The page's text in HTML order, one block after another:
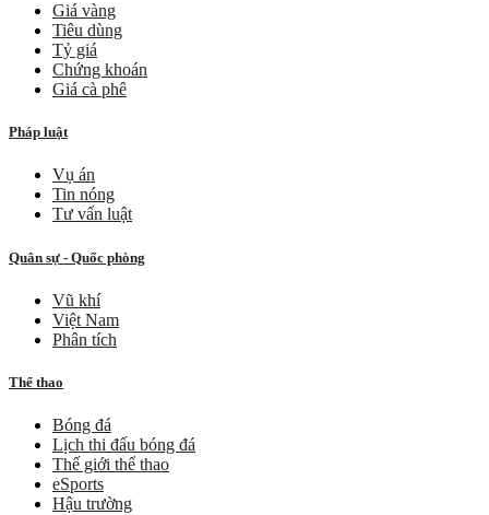
Giá vàng
Tiêu dùng
Tỷ giá
Chứng khoán
Giá cà phê
Pháp luật
Vụ án
Tin nóng
Tư vấn luật
Quân sự - Quốc phòng
Vũ khí
Việt Nam
Phân tích
Thể thao
Bóng đá
Lịch thi đấu bóng đá
Thế giới thể thao
eSports
Hậu trường